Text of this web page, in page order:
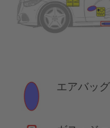
エアバッグ